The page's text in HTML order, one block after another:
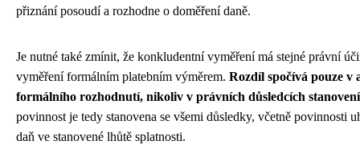
přiznání posoudí a rozhodne o doměření daně.
Je nutné také zmínit, že konkludentní vyměření má stejné právní
vyměření formálním platebním výměrem. Rozdíl spočívá pouze v
formálního rozhodnutí, nikoliv v právních důsledcích
povinnost je tedy stanovena se všemi důsledky, včetně povinnosti
daň ve stanovené lhůtě splatnosti.